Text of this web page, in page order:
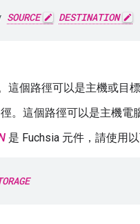
SOURCE DESTINATION
這個路徑可以是主機或目標
。這個路徑可以是主機電
是 Fuchsia 元件，請使用